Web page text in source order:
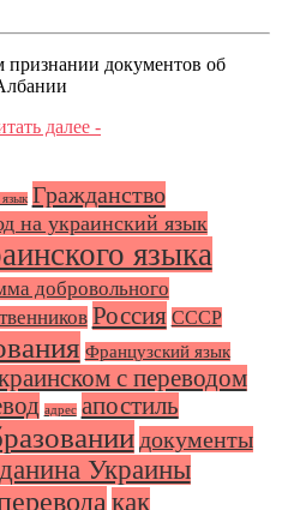
документов об
далее -
Гражданство
на украинский язык
языка
добровольного
Россия СССР
Французский язык
с переводом
адрес апостиль
документы
Украины
как